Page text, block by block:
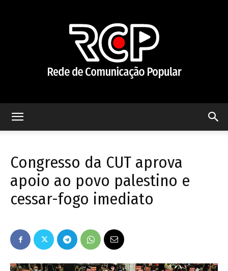
Popular
Congresso da CUT aprova
apoio ao povo palestino e
cessar-fogo imediato